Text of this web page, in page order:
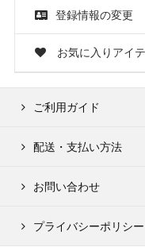
登録情報の変更
お気に入りアイ
ご利用ガイド
配送・支払い方法
お問い合わせ
プライバシーポリシー